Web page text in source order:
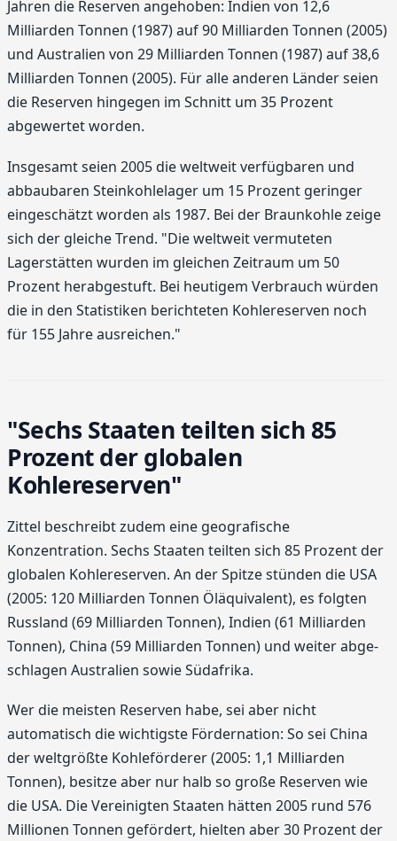
Jahren die Reserven angeho­ben: Indien von 12,6
Milliarden Tonnen (1987) auf 90 Milliarden Tonnen (2005)
und Australien von 29 Milliarden Tonnen (1987) auf 38,6
Milliarden Tonnen (2005). Für alle anderen Länder seien
die Reserven hingegen im Schnitt um 35 Prozent
abgewertet worden.
Insgesamt seien 2005 die weltweit verfügbaren und
abbaubaren Steinkohlelager um 15 Prozent geringer
eingeschätzt worden als 1987. Bei der Braunkohle zeige
sich der gleiche Trend. "Die welt­weit vermuteten
Lagerstätten wurden im gleichen Zeitraum um 50
Prozent herabgestuft. Bei heutigem Verbrauch würden
die in den Statistiken berichteten Kohlereserven noch
für 155 Jahre ausreichen."
"Sechs Staaten teilten sich 85
Prozent der globalen
Kohlereserven"
Zittel beschreibt zudem eine geografische
Konzentration. Sechs Staaten teilten sich 85 Prozent der
globalen Kohlereserven. An der Spitze stünden die USA
(2005: 120 Milliarden Tonnen Öläquivalent), es folgten
Russland (69 Milliarden Tonnen), Indien (61 Milliarden
Tonnen), China (59 Milliarden Tonnen) und weiter abge­
schlagen Australien sowie Südafrika.
Wer die meisten Reserven habe, sei aber nicht
automatisch die wichtigste Fördernation: So sei China
der weltgrößte Kohleförderer (2005: 1,1 Milliarden
Tonnen), besitze aber nur halb so große Reserven wie
die USA. Die Vereinigten Staaten hätten 2005 rund 576
Millionen Tonnen gefördert, hielten aber 30 Prozent der